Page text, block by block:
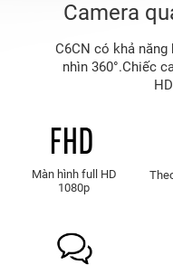
Camera
C6CN có khả
nhìn 360°.Chiếc
Màn hình full HD
1080p